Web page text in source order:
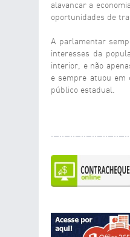
alavancar a
oportunidades de
A parlamentar
interesses da
interior, e não
e sempre atuou em
público estadual.